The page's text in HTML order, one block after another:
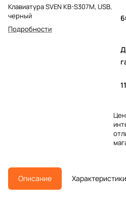
Клавиатура SVEN KB-S307M, USB,
черный
Подробности
Описание Характеристики